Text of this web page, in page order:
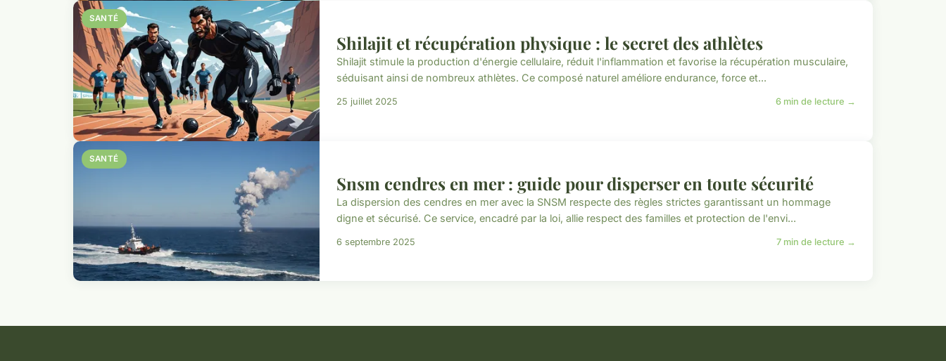
SANTÉ
Shilajit et récupération physique : le secret des athlètes
Shilajit stimule la production d'énergie cellulaire, réduit l'inflammation et favorise la récupération musculaire,
séduisant ainsi de nombreux athlètes. Ce composé naturel améliore endurance, force et...
25 juillet 2025 6 min de lecture →
SANTÉ
Snsm cendres en mer : guide pour disperser en toute sécurité
La dispersion des cendres en mer avec la SNSM respecte des règles strictes garantissant un hommage
digne et sécurisé. Ce service, encadré par la loi, allie respect des familles et protection de l'envi...
6 septembre 2025 7 min de lecture →